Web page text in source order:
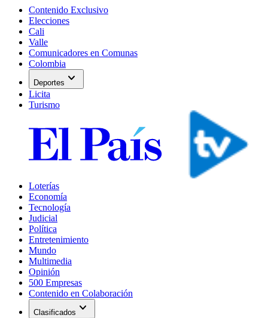
Contenido Exclusivo
Elecciones
Cali
Valle
Comunicadores en Comunas
Colombia
Deportes expand_more
Licita
Turismo
Loterías
Economía
Tecnología
Judicial
Política
Entretenimiento
Mundo
Multimedia
Opinión
500 Empresas
Contenido en Colaboración
Clasificados expand_more